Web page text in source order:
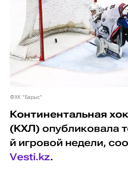
©ХК "Барыс"
Континентальная
(КХЛ) опубликовала
й игровой недели,
Vesti.kz.